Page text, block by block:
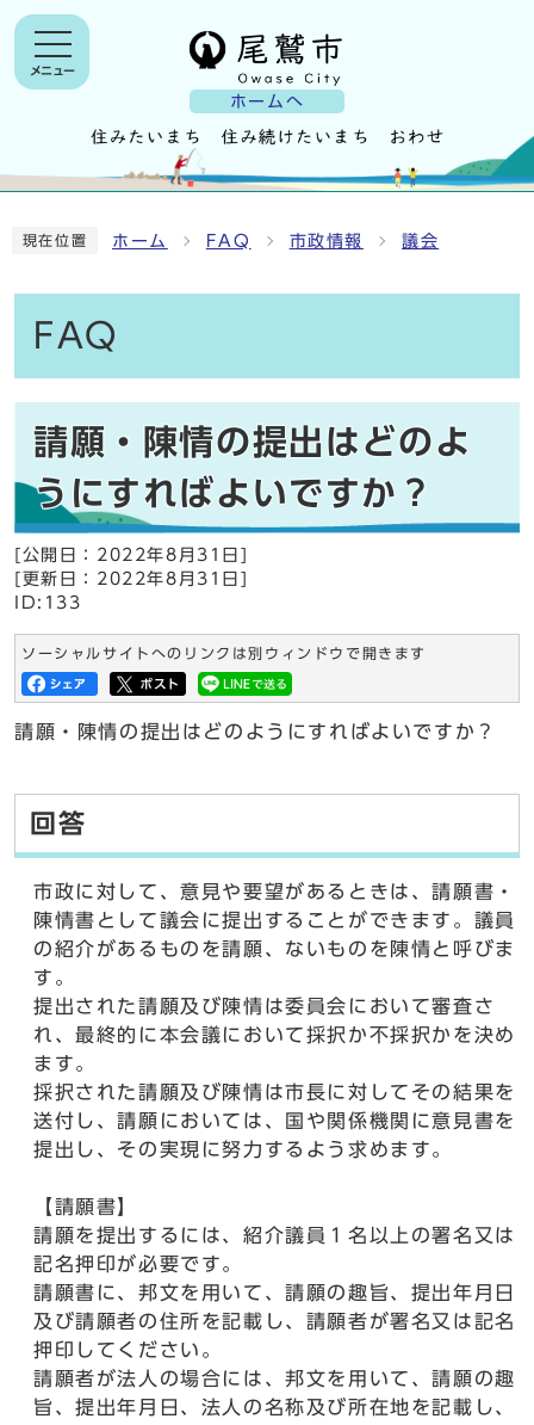
ホームへ
メニュー
現在位置 ホーム FAQ 市政情報 議会
FAQ
請願・陳情の提出はどのよ
うにすればよいですか？
[公開日：2022年8月31日]
[更新日：2022年8月31日]
ID:133
ソーシャルサイトへのリンクは別ウィンドウで開きます
請願・陳情の提出はどのようにすればよいですか？
回答
市政に対して、意見や要望があるときは、請願書・
陳情書として議会に提出することができます。議員
の紹介があるものを請願、ないものを陳情と呼びま
す。
提出された請願及び陳情は委員会において審査さ
れ、最終的に本会議において採択か不採択かを決め
ます。
採択された請願及び陳情は市長に対してその結果を
送付し、請願においては、国や関係機関に意見書を
提出し、その実現に努力するよう求めます。
【請願書】
請願を提出するには、紹介議員１名以上の署名又は
記名押印が必要です。
請願書に、邦文を用いて、請願の趣旨、提出年月日
及び請願者の住所を記載し、請願者が署名又は記名
押印してください。
請願者が法人の場合には、邦文を用いて、請願の趣
旨、提出年月日、法人の名称及び所在地を記載し、